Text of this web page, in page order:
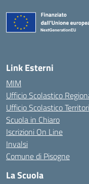
Link Esterni
MIM
Ufficio Scolastico
Ufficio Scolastico
Scuola in Chiaro
Iscrizioni On Line
Invalsi
Comune di Pisogne
La Scuola